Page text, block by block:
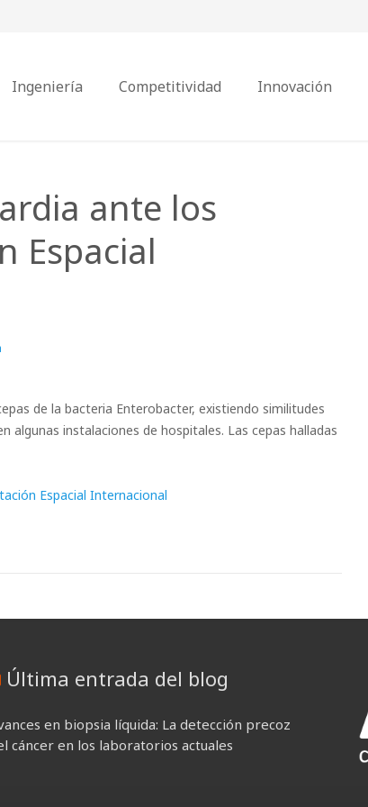
Ingeniería Competitividad Innovación
ante los
Espacial
de la bacteria Enterobacter, existiendo similitudes
instalaciones de hospitales. Las cepas halladas
Espacial Internacional
Última entrada del blog
en biopsia líquida: La detección precoz
cáncer en los laboratorios actuales